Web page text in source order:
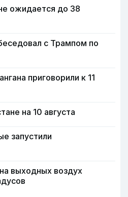
ожидается до 38
с Трампом по
приговорили к 11
на 10 августа
запустили
выходных воздух